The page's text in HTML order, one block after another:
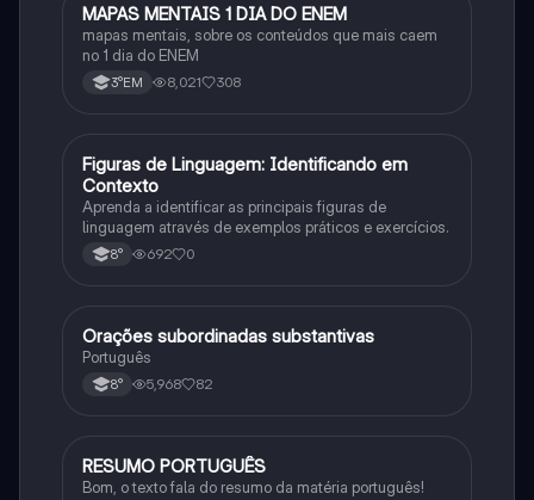
Português
MAPAS MENTAIS 1 DIA DO ENEM
mapas mentais, sobre os conteúdos que mais caem
no 1 dia do ENEM
3°EM 8,021 308
FPortuguês
Figuras de Linguagem: Identificando em
Contexto
Aprenda a identificar as principais figuras de
linguagem através de exemplos práticos e exercícios.
8° 692 0
Português
Orações subordinadas substantivas
Português
8° 5,968 82
Português
RESUMO PORTUGUÊS
Bom, o texto fala do resumo da matéria português!